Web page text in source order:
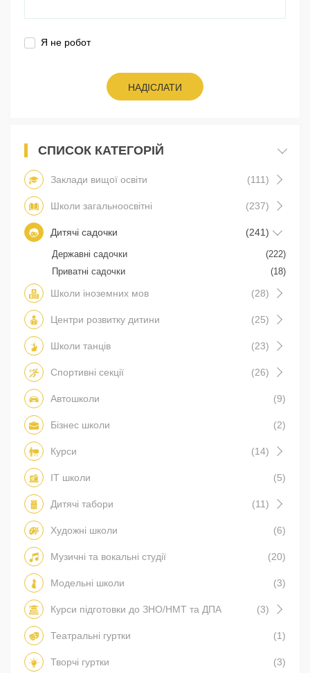
Я не робот
НАДІСЛАТИ
СПИСОК КАТЕГОРІЙ
Заклади вищої освіти (111)
Школи загальноосвітні (237)
Дитячі садочки (241)
Державні садочки
(222)
Приватні садочки
(18)
Школи іноземних мов (28)
Центри розвитку дитини (25)
Школи танців (23)
Спортивні секції (26)
Автошколи (9)
Бізнес школи (2)
Курси (14)
IT школи (5)
Дитячі табори (11)
Художні школи (6)
Музичні та вокальні студії (20)
Модельні школи (3)
Курси підготовки до ЗНО/НМТ та ДПА (3)
Театральні гуртки (1)
Творчі гуртки (3)